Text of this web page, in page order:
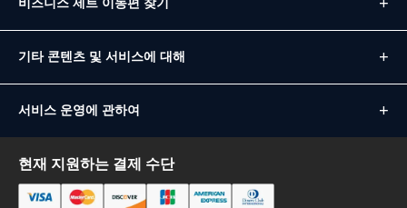
비즈니스 제트 이동편 찾기
기타 콘텐츠 및 서비스에 대해
서비스 운영에 관하여
현재 지원하는 결제 수단